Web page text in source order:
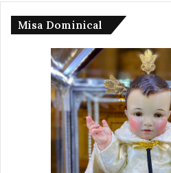
Misa Dominical